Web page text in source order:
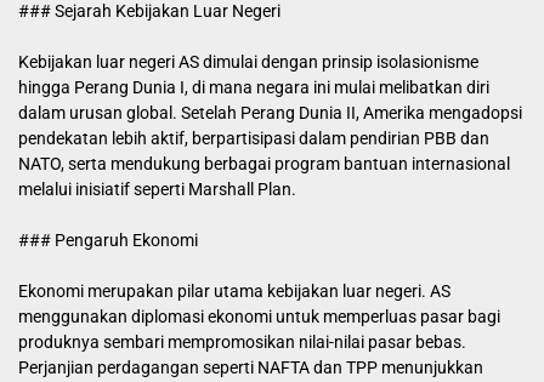
### Sejarah Kebijakan Luar Negeri
Kebijakan luar negeri AS dimulai dengan prinsip isolasionisme
hingga Perang Dunia I, di mana negara ini mulai melibatkan diri
dalam urusan global. Setelah Perang Dunia II, Amerika mengadopsi
pendekatan lebih aktif, berpartisipasi dalam pendirian PBB dan
NATO, serta mendukung berbagai program bantuan internasional
melalui inisiatif seperti Marshall Plan.
### Pengaruh Ekonomi
Ekonomi merupakan pilar utama kebijakan luar negeri. AS
menggunakan diplomasi ekonomi untuk memperluas pasar bagi
produknya sembari mempromosikan nilai-nilai pasar bebas.
Perjanjian perdagangan seperti NAFTA dan TPP menunjukkan